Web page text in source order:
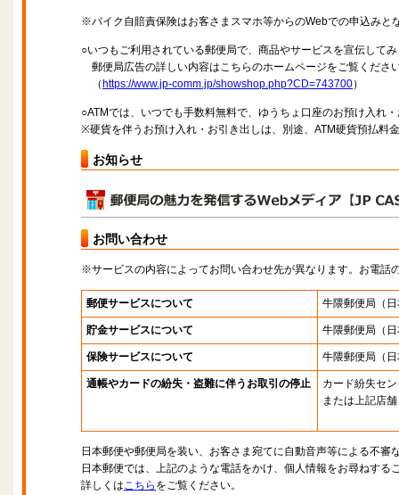
※バイク自賠責保険はお客さまスマホ等からのWebでの申込みと
○いつもご利用されている郵便局で、商品やサービスを宣伝して
郵便局広告の詳しい内容はこちらのホームページをご覧くださ
（ https://www.jp-comm.jp/showshop.php?CD=743700）
○ATMでは、いつでも手数料無料で、ゆうちょ口座のお預け入れ
※硬貨を伴うお預け入れ・お引き出しは、別途、ATM硬貨預払料
お知らせ
お問い合わせ
※サービスの内容によってお問い合わせ先が異なります。お電話
郵便サービスについて 牛隈郵便局 （
貯金サービスについて 牛隈郵便局 （
保険サービスについて 牛隈郵便局 （
通帳やカードの紛失・盗難に伴うお取引の停止
カード紛失セ
または上記店舗
日本郵便や郵便局を装い、お客さま宛てに自動音声等による不審
日本郵便では、上記のような電話をかけ、個人情報をお尋ねする
詳しくはこちら をご覧ください。